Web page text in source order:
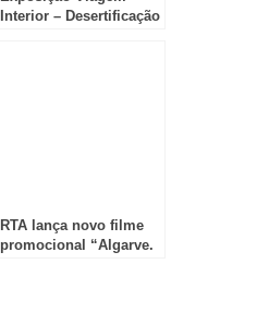
Interior – Desertificação
RTA lança novo filme
promocional “Algarve.